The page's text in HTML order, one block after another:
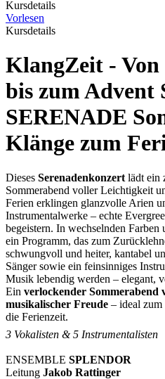
Kursdetails
Vorlesen
Kursdetails
KlangZeit - Von
bis zum Advent
SERENADE
Klänge zum
Dieses Serenadenkonzert lädt ein
Sommerabend voller Leichtigkeit
Ferien erklingen glanzvolle Arien
Instrumentalwerke – echte
begeistern. In wechselnden
ein Programm, das zum
schwungvoll und heiter, kantabel
Sänger sowie ein feinsinniges
Musik lebendig werden – elegant,
Ein verlockender Sommerabend
musikalischer Freude – ideal
die Ferienzeit.
3 Vokalisten & 5 Instrumentalisten
ENSEMBLE SPLENDOR
Leitung Jakob Rattinger